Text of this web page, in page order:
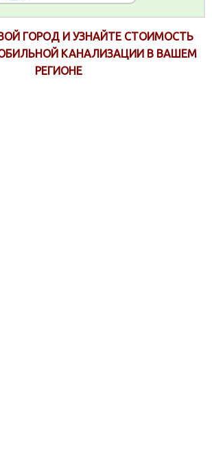
ГОРОД И УЗНАЙТЕ СТОИМОСТЬ
КАНАЛИЗАЦИИ В ВАШЕМ
РЕГИОНЕ